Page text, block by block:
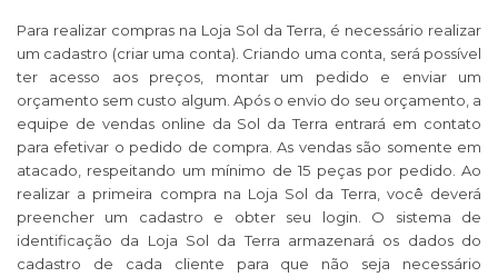
Para realizar compras na Loja Sol da Terra, é necessário realizar
um cadastro (criar uma conta). Criando uma conta, será possível
ter acesso aos preços, montar um pedido e enviar um
orçamento sem custo algum. Após o envio do seu orçamento, a
equipe de vendas online da Sol da Terra entrará em contato
para efetivar o pedido de compra. As vendas são somente em
atacado, respeitando um mínimo de 15 peças por pedido. Ao
realizar a primeira compra na Loja Sol da Terra, você deverá
preencher um cadastro e obter seu login. O sistema de
identificação da Loja Sol da Terra armazenará os dados do
cadastro de cada cliente para que não seja necessário